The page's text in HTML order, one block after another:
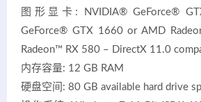
图形显卡: NVIDIA® GeForce®
GeForce® GTX 1660 or AMD
Radeon™ RX 580 – DirectX 11.0
内存容量: 12 GB RAM
硬盘空间: 80 GB available hard drive